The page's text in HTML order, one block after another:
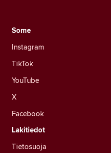
Some
Instagram
TikTok
YouTube
X
Facebook
Lakitiedot
Tietosuoja